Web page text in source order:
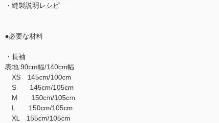
・縫製説明レシピ
●必要な材料
・長袖
表地 90cm幅/140cm幅
XS 145cm/100cm
S 145cm/105cm
M 150cm/105cm
L 150cm/105cm
XL 155cm/105cm